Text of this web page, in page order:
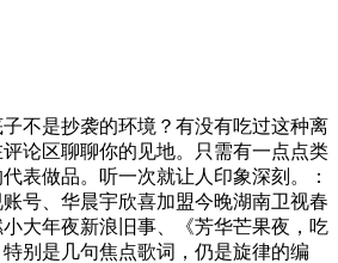
是抄袭的环境？有没有吃过这种离
论区聊聊你的见地。只需有一点点类
表做品。听一次就让人印象深刻。：
号、华晨宇欣喜加盟今晚湖南卫视春
大年夜新浪旧事、《芳华芒果夜，吃
别是几句焦点歌词，仍是旋律的编